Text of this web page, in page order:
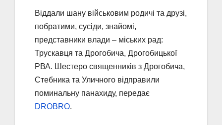
Віддали шану військовим родичі та друзі,
побратими, сусіди, знайомі,
представники влади – міських рад:
Трускавця та Дрогобича, Дрогобицької
РВА. Шестеро священників з Дрогобича,
Стебника та Уличного відправили
поминальну панахиду, передає
DROBRO.